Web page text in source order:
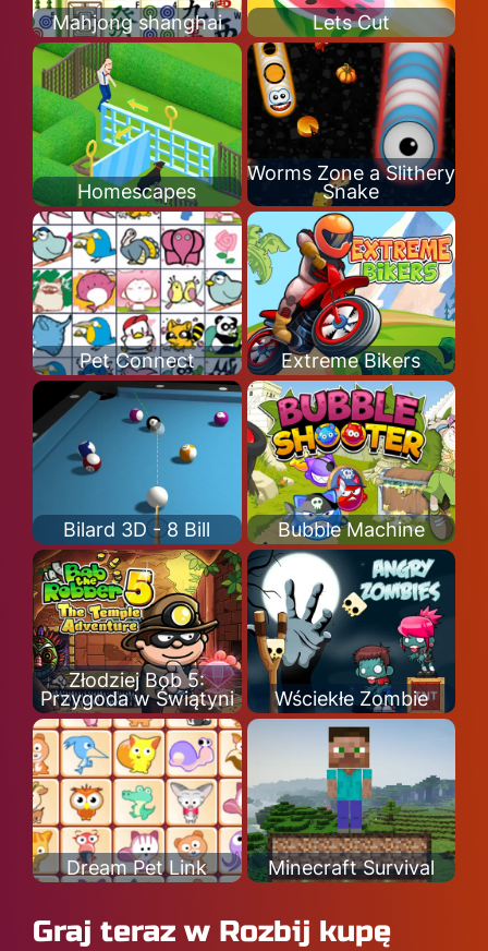
Mahjong shanghai Lets Cut
Homescapes
Worms Zone a Slithery
Snake
Pet Connect Extreme Bikers
Bilard 3D - 8 Bill Bubble Machine
Złodziej Bob 5:
Przygoda w Świątyni
Wściekłe Zombie
Dream Pet Link Minecraft Survival
Graj teraz w Rozbij kupę